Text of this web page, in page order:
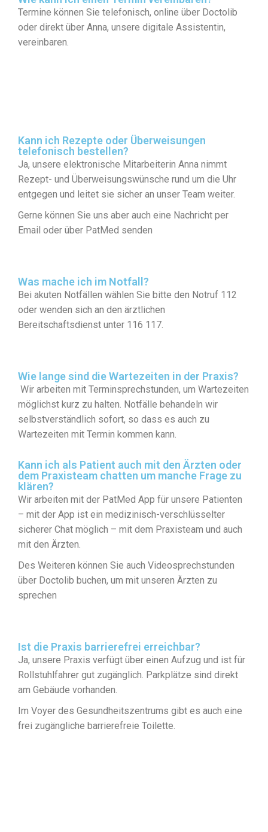
Termine können Sie telefonisch, online über Doctolib
oder direkt über Anna, unsere digitale Assistentin,
vereinbaren.
Kann ich Rezepte oder Überweisungen
telefonisch bestellen?
Ja, unsere elektronische Mitarbeiterin Anna nimmt
Rezept- und Überweisungswünsche rund um die Uhr
entgegen und leitet sie sicher an unser Team weiter.
Gerne können Sie uns aber auch eine Nachricht per
Email oder über PatMed senden
Was mache ich im Notfall?
Bei akuten Notfällen wählen Sie bitte den Notruf 112
oder wenden sich an den ärztlichen
Bereitschaftsdienst unter 116 117.
Wie lange sind die Wartezeiten in der Praxis?
Wir arbeiten mit Terminsprechstunden, um Wartezeiten
möglichst kurz zu halten. Notfälle behandeln wir
selbstverständlich sofort, so dass es auch zu
Wartezeiten mit Termin kommen kann.
Kann ich als Patient auch mit den Ärzten oder
dem Praxisteam chatten um manche Frage zu
klären?
Wir arbeiten mit der PatMed App für unsere Patienten
– mit der App ist ein medizinisch-verschlüsselter
sicherer Chat möglich – mit dem Praxisteam und auch
mit den Ärzten.
Des Weiteren können Sie auch Videosprechstunden
über Doctolib buchen, um mit unseren Ärzten zu
sprechen
Ist die Praxis barrierefrei erreichbar?
Ja, unsere Praxis verfügt über einen Aufzug und ist für
Rollstuhlfahrer gut zugänglich. Parkplätze sind direkt
am Gebäude vorhanden.
Im Voyer des Gesundheitszentrums gibt es auch eine
frei zugängliche barrierefreie Toilette.